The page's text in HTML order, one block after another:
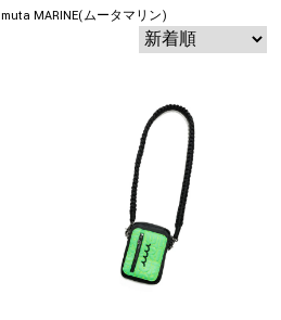
muta MARINE(ムータマリン)